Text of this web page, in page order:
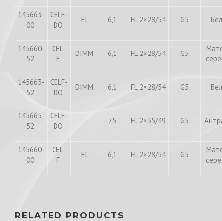
145663-
00
CELF-
DO
EL 6,1 FL 2×28/54 G5
145660-
52
CEL-
F
DIMM. 6,1 FL 2×28/54 G5
145663-
52
CELF-
DO
DIMM. 6,1 FL 2×28/54 G5
145665-
52
CELF-
DO
7,5 FL 2×35/49 G5
145660-
00
СEL-
F
EL 6,1 FL 2×28/54 G5
RELATED PRODUCTS